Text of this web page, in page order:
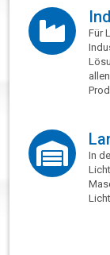
Für
In